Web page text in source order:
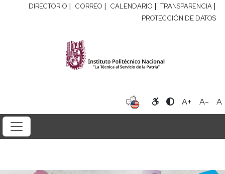
DIRECTORIO | CORREO | CALENDARIO | TRANSPARENCIA |
PROTECCIÓN DE DATOS
A+ A- A